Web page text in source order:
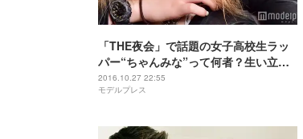
「THE夜会」で話題の女子高校生ラッ
パー“ちゃんみな”って何者？生い立
ち・ラップの原点・将来の夢…半生を
語る モデルプレスインタビュー
2016.10.27 22:55
モデルプレス